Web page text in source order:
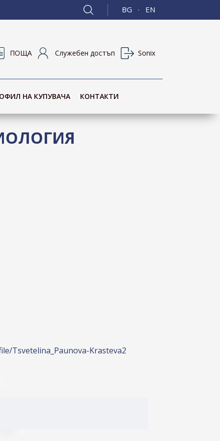
BG · EN
ПОЩА Служебен достъп Sonix
НА КУПУВАЧА КОНТАКТИ
Tsvetelina_Paunova-Krasteva2